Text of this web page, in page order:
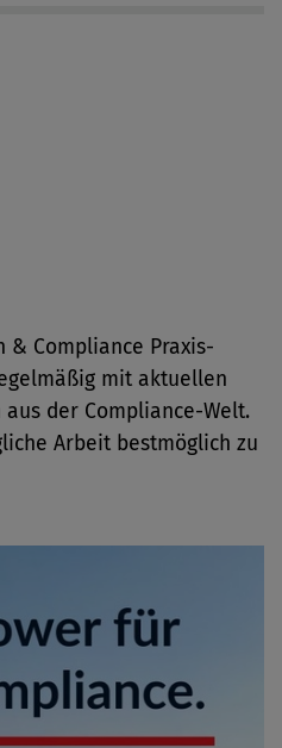
& Compliance Praxis-
mit aktuellen
der Compliance-Welt.
Arbeit bestmöglich zu